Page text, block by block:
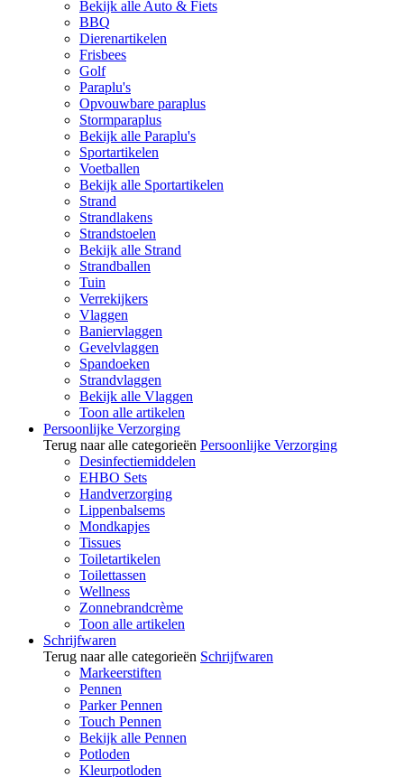
Bekijk alle Auto & Fiets
BBQ
Dierenartikelen
Frisbees
Golf
Paraplu's
Opvouwbare paraplus
Stormparaplus
Bekijk alle Paraplu's
Sportartikelen
Voetballen
Bekijk alle Sportartikelen
Strand
Strandlakens
Strandstoelen
Bekijk alle Strand
Strandballen
Tuin
Verrekijkers
Vlaggen
Baniervlaggen
Gevelvlaggen
Spandoeken
Strandvlaggen
Bekijk alle Vlaggen
Toon alle artikelen
Persoonlijke Verzorging
Terug naar alle categorieën Persoonlijke Verzorging
Desinfectiemiddelen
EHBO Sets
Handverzorging
Lippenbalsems
Mondkapjes
Tissues
Toiletartikelen
Toilettassen
Wellness
Zonnebrandcrème
Toon alle artikelen
Schrijfwaren
Terug naar alle categorieën Schrijfwaren
Markeerstiften
Pennen
Parker Pennen
Touch Pennen
Bekijk alle Pennen
Potloden
Kleurpotloden